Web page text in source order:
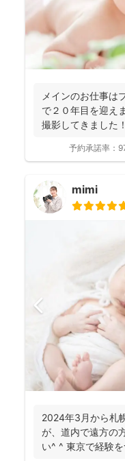
メインのお仕事は
で２０年目を迎え
撮影してきました
予約承諾率：
mimi
2024年3月から札
が、道内で遠方の
い^ ^ 東京で経験